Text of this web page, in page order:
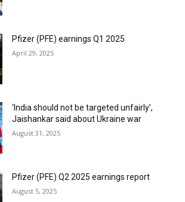
Pfizer (PFE) earnings Q1 2025
April 29, 2025
‘India should not be targeted unfairly’,
Jaishankar said about Ukraine war
August 31, 2025
Pfizer (PFE) Q2 2025 earnings report
August 5, 2025